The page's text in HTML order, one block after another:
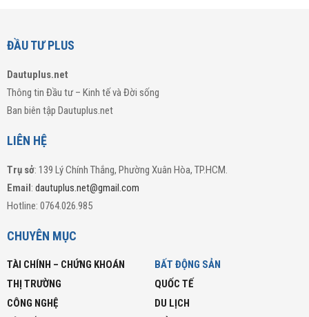
ĐẦU TƯ PLUS
Dautuplus.net
Thông tin Đầu tư – Kinh tế và Đời sống
Ban biên tập Dautuplus.net
LIÊN HỆ
Trụ sở: 139 Lý Chính Thắng, Phường Xuân Hòa, TP.HCM.
Email: dautuplus.net@gmail.com
Hotline: 0764.026.985
CHUYÊN MỤC
TÀI CHÍNH – CHỨNG KHOÁN
BẤT ĐỘNG SẢN
THỊ TRƯỜNG
QUỐC TẾ
CÔNG NGHỆ
DU LỊCH